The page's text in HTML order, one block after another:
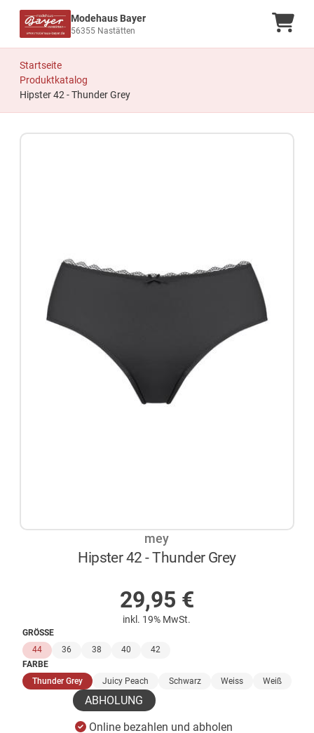
Modehaus Bayer
56355 Nastätten
Startseite
Produktkatalog
Hipster 42 - Thunder Grey
mey
Hipster 42 - Thunder Grey
29,95 €
inkl. 19% MwSt.
GRÖSSE
44
36 38 40
42
FARBE
Thunder Grey(ausgewählt)
Juicy Peach Schwarz Weiss Weiß
ABHOLUNG
Online bezahlen und abholen